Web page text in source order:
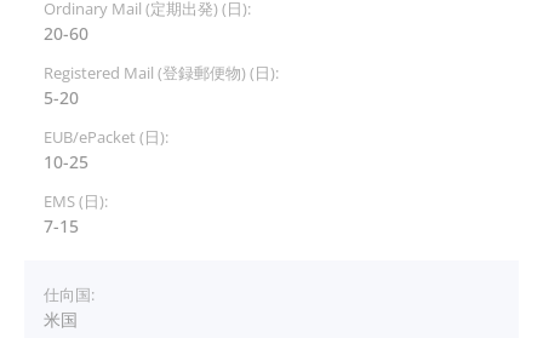
20-60
5-20
10-25
7-15
米国